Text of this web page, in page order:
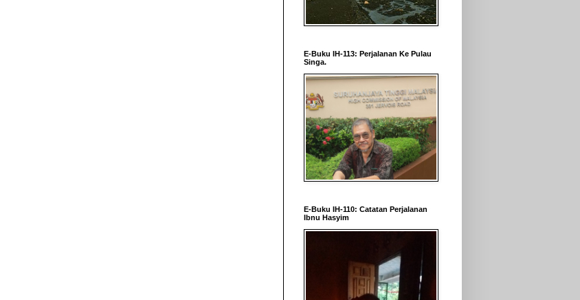
E-Buku IH-113: Perjalanan Ke Pulau
Singa.
E-Buku IH-110: Catatan Perjalanan
Ibnu Hasyim